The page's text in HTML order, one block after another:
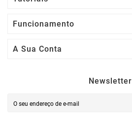
Funcionamento
A Sua Conta
Newsletter